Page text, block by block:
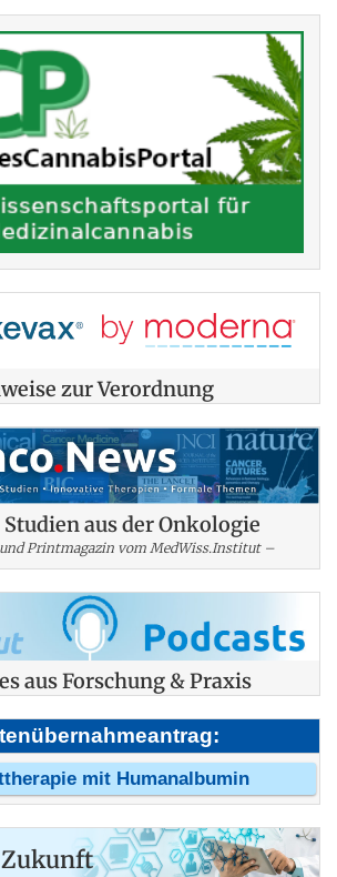
zur Verordnung
aus der Onkologie
Printmagazin vom MedWiss.Institut –
aus Forschung & Praxis
mit Humanalbumin